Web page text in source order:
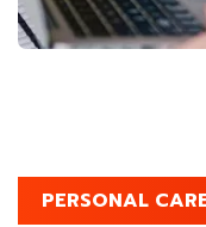
PERSONAL